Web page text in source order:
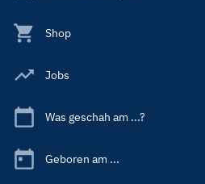
Shop
Jobs
Was geschah am ...?
Geboren am ...